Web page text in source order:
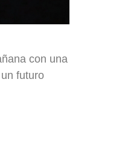
con una
futuro